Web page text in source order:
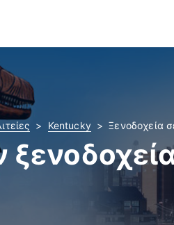
Kentucky Ξενοδοχεία